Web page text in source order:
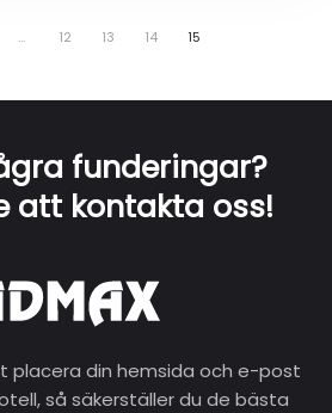
… 12 13 14 15
funderingar?
att kontakta oss!
placera din hemsida och e-post
så säkerställer du de bästa